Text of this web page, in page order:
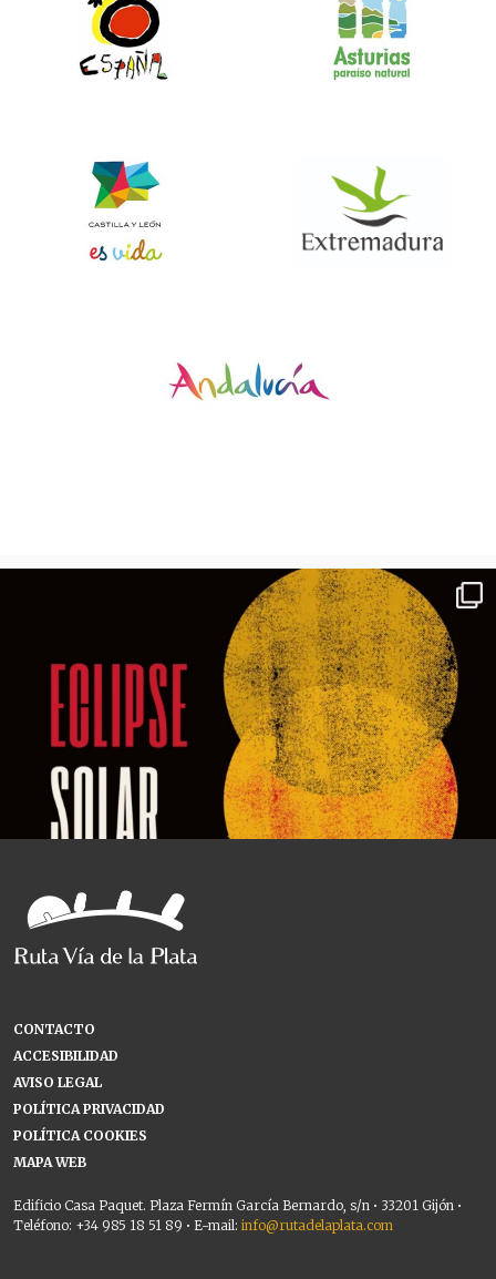
CONTACTO
ACCESIBILIDAD
AVISO LEGAL
POLÍTICA PRIVACIDAD
POLÍTICA COOKIES
MAPA WEB
Edificio Casa Paquet. Plaza Fermín García Bernardo, s/n • 33201 Gijón •
Teléfono: +34 985 18 51 89 • E-mail: info@rutadelaplata.com